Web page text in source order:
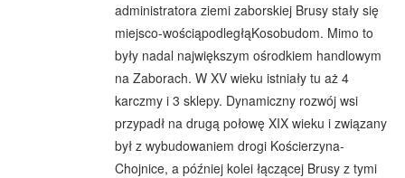
administratora ziemi zaborskiej Brusy stały się
miejsco-wościąpodległąKosobudom. Mimo to
były nadal największym ośrodkiem handlowym
na Zaborach. W XV wieku istniały tu aż 4
karczmy i 3 sklepy. Dynamiczny rozwój wsi
przypadł na drugą połowę XIX wieku i związany
był z wybudowaniem drogi Kościerzyna-
Chojnice, a później kolei łączącej Brusy z tymi